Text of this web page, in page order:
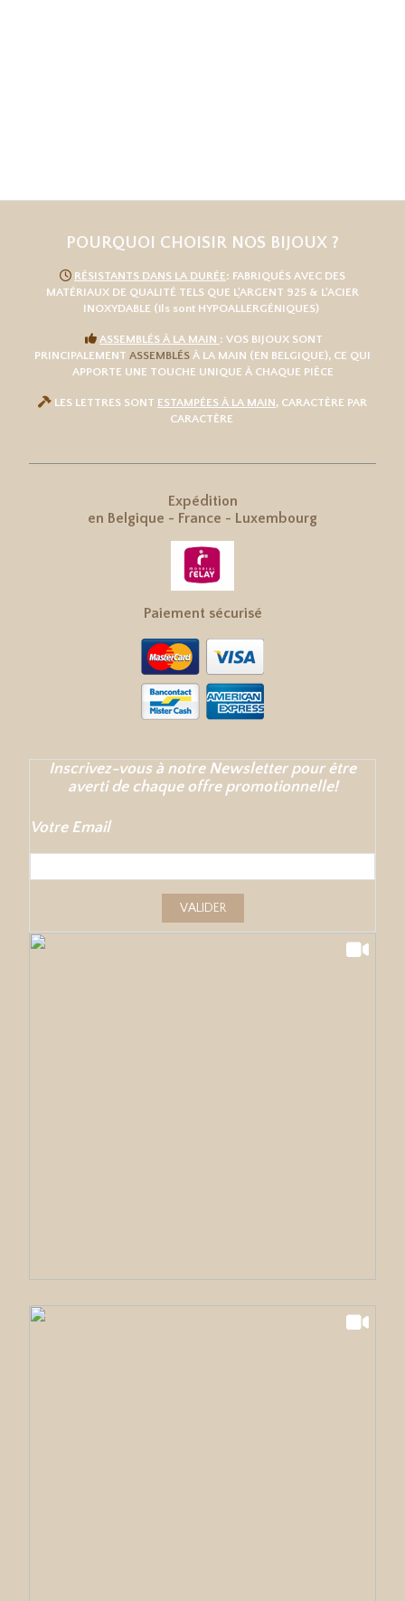
POURQUOI CHOISIR NOS BIJOUX ?
 RÉSISTANTS DANS LA DURÉE: FABRIQUÉS AVEC DES
MATÉRIAUX DE QUALITÉ TELS QUE L'ARGENT 925 & L'ACIER
INOXYDABLE (ils sont HYPOALLERGÉNIQUES)
 ASSEMBLÉS À LA MAIN : VOS BIJOUX SONT
PRINCIPALEMENT ASSEMBLÉS À LA MAIN (EN BELGIQUE), CE QUI
APPORTE UNE TOUCHE UNIQUE À CHAQUE PIÈCE
 LES LETTRES SONT ESTAMPÉES À LA MAIN, CARACTÈRE PAR
CARACTÈRE
Expédition
en Belgique - France - Luxembourg
Paiement sécurisé
Inscrivez-vous à notre Newsletter pour être
averti de chaque offre promotionnelle!
Votre Email
VALIDER